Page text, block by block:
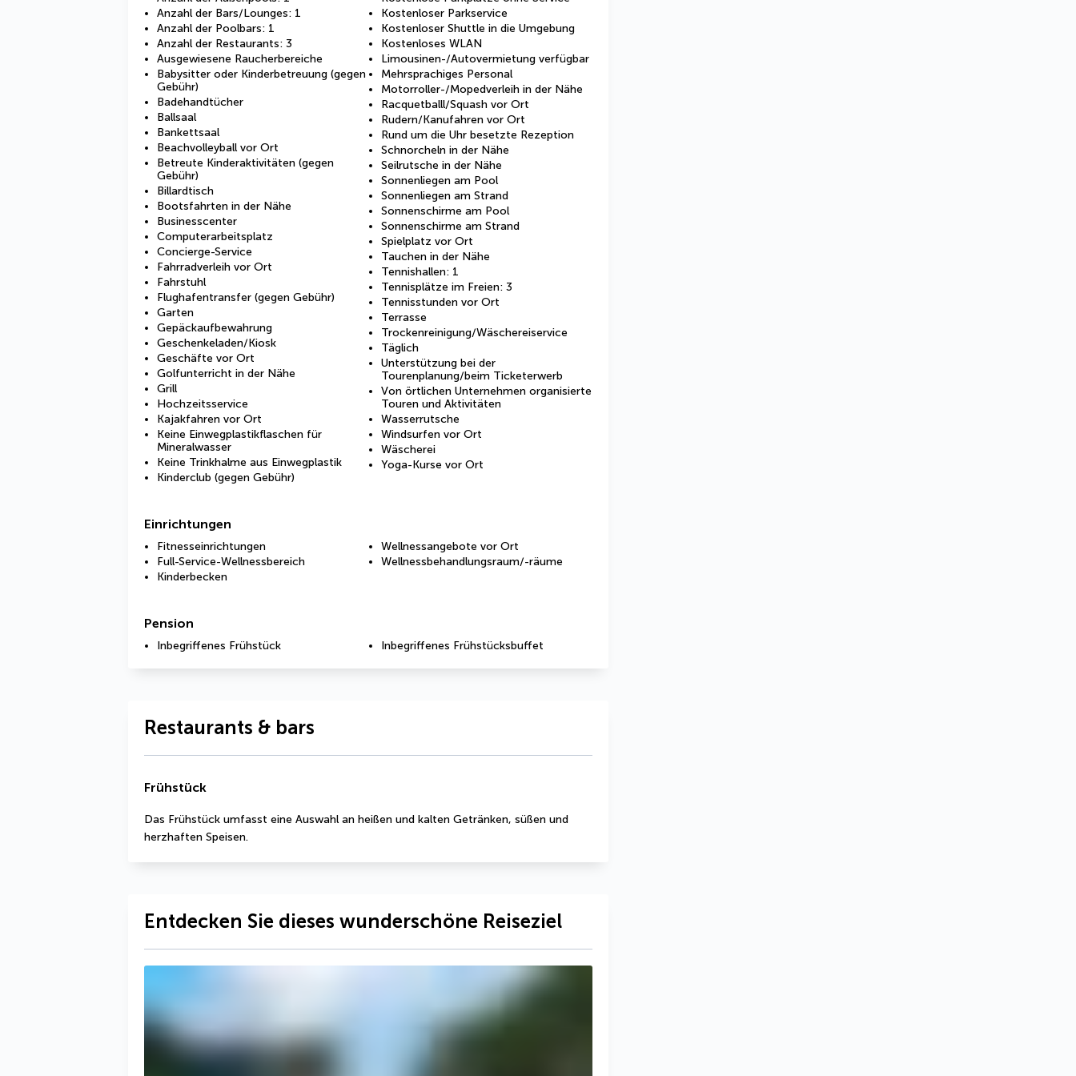
Anzahl der Bars/Lounges: 1
Anzahl der Poolbars: 1
Anzahl der Restaurants: 3
Ausgewiesene Raucherbereiche
Babysitter oder Kinderbetreuung (gegen
Gebühr)
Badehandtücher
Ballsaal
Bankettsaal
Beachvolleyball vor Ort
Betreute Kinderaktivitäten (gegen
Gebühr)
Billardtisch
Bootsfahrten in der Nähe
Businesscenter
Computerarbeitsplatz
Concierge-Service
Fahrradverleih vor Ort
Fahrstuhl
Flughafentransfer (gegen Gebühr)
Garten
Gepäckaufbewahrung
Geschenkeladen/Kiosk
Geschäfte vor Ort
Golfunterricht in der Nähe
Grill
Hochzeitsservice
Kajakfahren vor Ort
Keine Einwegplastikflaschen für
Mineralwasser
Keine Trinkhalme aus Einwegplastik
Kinderclub (gegen Gebühr)
Kostenloser Parkservice
Kostenloser Shuttle in die Umgebung
Kostenloses WLAN
Limousinen-/Autovermietung verfügbar
Mehrsprachiges Personal
Motorroller-/Mopedverleih in der Nähe
Racquetballl/Squash vor Ort
Rudern/Kanufahren vor Ort
Rund um die Uhr besetzte Rezeption
Schnorcheln in der Nähe
Seilrutsche in der Nähe
Sonnenliegen am Pool
Sonnenliegen am Strand
Sonnenschirme am Pool
Sonnenschirme am Strand
Spielplatz vor Ort
Tauchen in der Nähe
Tennishallen: 1
Tennisplätze im Freien: 3
Tennisstunden vor Ort
Terrasse
Trockenreinigung/Wäschereiservice
Täglich
Unterstützung bei der
Tourenplanung/beim Ticketerwerb
Von örtlichen Unternehmen organisierte
Touren und Aktivitäten
Wasserrutsche
Windsurfen vor Ort
Wäscherei
Yoga-Kurse vor Ort
Einrichtungen
Fitnesseinrichtungen
Full-Service-Wellnessbereich
Kinderbecken
Wellnessangebote vor Ort
Wellnessbehandlungsraum/-räume
Pension
Inbegriffenes Frühstück Inbegriffenes Frühstücksbuffet
Restaurants & bars
Frühstück
Das Frühstück umfasst eine Auswahl an heißen und kalten Getränken, süßen und
herzhaften Speisen.
Entdecken Sie dieses wunderschöne Reiseziel